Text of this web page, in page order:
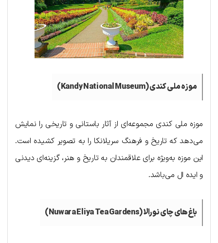
موزه ملی کندی (Kandy National Museum
)
موزه ملی کندی مجموعه‌ای از آثار باستانی و تاریخی را نمایش
می‌دهد که تاریخ و فرهنگ سریلانکا را به تصویر کشیده است.
این موزه به‌ویژه برای علاقمندان به تاریخ و هنر، گزینه‌ای دیدنی
و ایده ال می‌باشد.
باغ‌های چای نورالا (Nuwara Eliya Tea Gardens
)